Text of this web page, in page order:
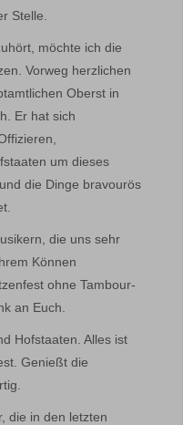
Stelle.
möchte ich die
Vorweg herzlichen
Oberst in
Er hat sich
um dieses
die Dinge bravourös
die uns sehr
Können
ohne Tambour-
an Euch.
Hofstaaten. Alles ist
Genießt die
die in den letzten